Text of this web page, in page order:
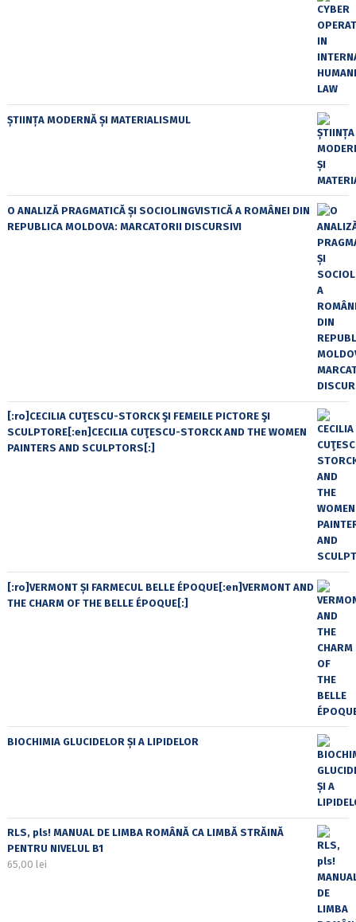
ȘTIINȚA MODERNĂ ȘI MATERIALISMUL
O ANALIZĂ PRAGMATICĂ ȘI SOCIOLINGVISTICĂ A ROMÂNEI DIN
REPUBLICA MOLDOVA: MARCATORII DISCURSIVI
[:ro]CECILIA CUŢESCU-STORCK ŞI FEMEILE PICTORE ŞI
SCULPTORE[:en]CECILIA CUŢESCU-STORCK AND THE WOMEN
PAINTERS AND SCULPTORS[:]
[:ro]VERMONT ȘI FARMECUL BELLE ÉPOQUE[:en]VERMONT AND
THE CHARM OF THE BELLE ÉPOQUE[:]
BIOCHIMIA GLUCIDELOR ȘI A LIPIDELOR
RLS, pls! MANUAL DE LIMBA ROMÂNĂ CA LIMBĂ STRĂINĂ
PENTRU NIVELUL B1
65,00 lei